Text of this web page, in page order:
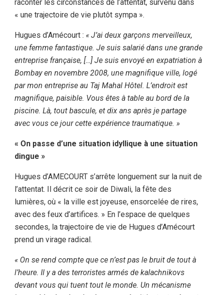
raconter les circonstances de l’attentat, survenu dans
« une trajectoire de vie plutôt sympa ».
Hugues d’Amécourt : « J’ai deux garçons merveilleux,
une femme fantastique. Je suis salarié dans une grande
entreprise française, […] Je suis envoyé en expatriation à
Bombay en novembre 2008, une magnifique ville, logé
par mon entreprise au Taj Mahal Hôtel. L’endroit est
magnifique, paisible. Vous êtes à table au bord de la
piscine. Là, tout bascule, et dix ans après je partage
avec vous ce jour cette expérience traumatique. »
« On passe d’une situation idyllique à une situation
dingue »
Hugues d’AMECOURT s’arrête longuement sur la nuit de
l’attentat. Il décrit ce soir de Diwali, la fête des
lumières, où « la ville est joyeuse, ensorcelée de rires,
avec des feux d’artifices. » En l’espace de quelques
secondes, la trajectoire de vie de Hugues d’Amécourt
prend un virage radical.
« On se rend compte que ce n’est pas le bruit de tout à
l’heure. Il y a des terroristes armés de kalachnikovs
devant vous qui tuent tout le monde. Un mécanisme